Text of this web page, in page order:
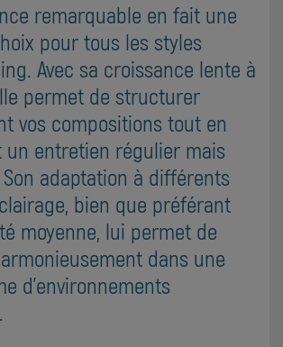
remarquable en fait une
pour tous les styles
Avec sa croissance lente à
permet de structurer
vos compositions tout en
un entretien régulier mais
adaptation à différents
bien que préférant
moyenne, lui permet de
dans une
d'environnements